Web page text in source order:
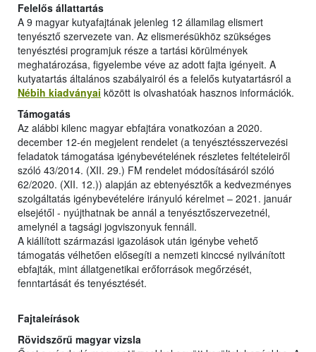
Felelős állattartás
A 9 magyar kutyafajtának jelenleg 12 államilag elismert
tenyésztő szervezete van. Az elismerésükhöz szükséges
tenyésztési programjuk része a tartási körülmények
meghatározása, figyelembe véve az adott fajta igényeit. A
kutyatartás általános szabályairól és a felelős kutyatartásról a
Nébih kiadványai között is olvashatóak hasznos információk.
Támogatás
Az alábbi kilenc magyar ebfajtára vonatkozóan a 2020.
december 12-én megjelent rendelet (a tenyésztésszervezési
feladatok támogatása igénybevételének részletes feltételeiről
szóló 43/2014. (XII. 29.) FM rendelet módosításáról szóló
62/2020. (XII. 12.)) alapján az ebtenyésztők a kedvezményes
szolgáltatás igénybevételére irányuló kérelmet – 2021. január
elsejétől - nyújthatnak be annál a tenyésztőszervezetnél,
amelynél a tagsági jogviszonyuk fennáll.
A kiállított származási igazolások után igénybe vehető
támogatás vélhetően elősegíti a nemzeti kinccsé nyilvánított
ebfajták, mint állatgenetikai erőforrások megőrzését,
fenntartását és tenyésztését.
Fajtaleírások
Rövidszőrű magyar vizsla